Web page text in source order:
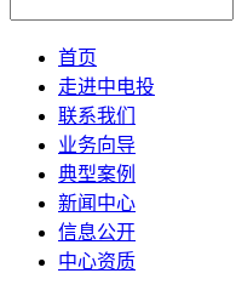
首页
走进中电投
联系我们
业务向导
典型案例
新闻中心
信息公开
中心资质